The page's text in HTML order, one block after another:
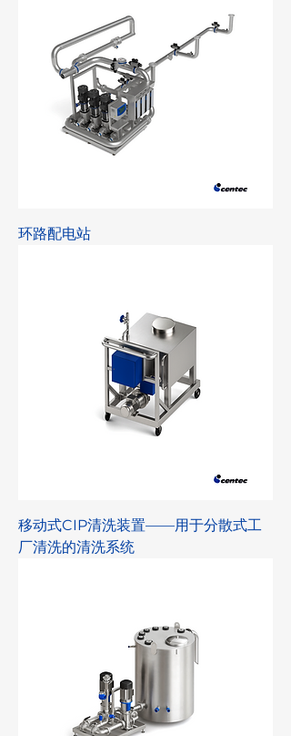
环路配电站
移动式CIP清洗装置——用于分散式工
厂清洗的清洗系统